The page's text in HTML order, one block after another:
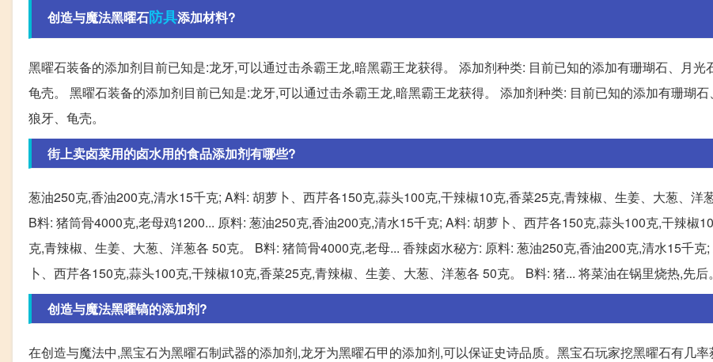
创造与魔法黑曜石防具添加材料?
黑曜石装备的添加剂目前已知是:龙牙,可以通过击杀霸王龙,暗黑霸王龙获得。 添加剂种类: 目前已知的添加有珊瑚石、月光
龟壳。 黑曜石装备的添加剂目前已知是:龙牙,可以通过击杀霸王龙,暗黑霸王龙获得。 添加剂种类: 目前已知的添加有珊瑚石
狼牙、龟壳。
街上卖卤菜用的卤水用的食品添加剂有哪些?
葱油250克,香油200克,清水15千克; A料: 胡萝卜、西芹各150克,蒜头100克,干辣椒10克,香菜25克,青辣椒、生姜、大葱、洋葱
B料: 猪筒骨4000克,老母鸡1200... 原料: 葱油250克,香油200克,清水15千克; A料: 胡萝卜、西芹各150克,蒜头100克,干辣椒
克,青辣椒、生姜、大葱、洋葱各 50克。 B料: 猪筒骨4000克,老母... 香辣卤水秘方: 原料: 葱油250克,香油200克,清水15千克
卜、西芹各150克,蒜头100克,干辣椒10克,香菜25克,青辣椒、生姜、大葱、洋葱各 50克。 B料: 猪... 将菜油在锅里烧热,先后。
创造与魔法黑曜镐的添加剂?
在创造与魔法中,黑宝石为黑曜石制武器的添加剂,龙牙为黑曜石甲的添加剂,可以保证史诗品质。黑宝石玩家挖黑曜石有几率